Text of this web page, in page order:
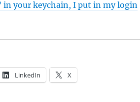
in your keychain, I put in my login
LinkedIn X